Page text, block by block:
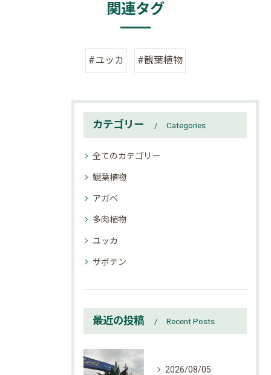
関連タグ
#ユッカ #観葉植物
カテゴリー Categories
全てのカテゴリー
観葉植物
アガベ
多肉植物
ユッカ
サボテン
最近の投稿 Recent Posts
2026/08/05